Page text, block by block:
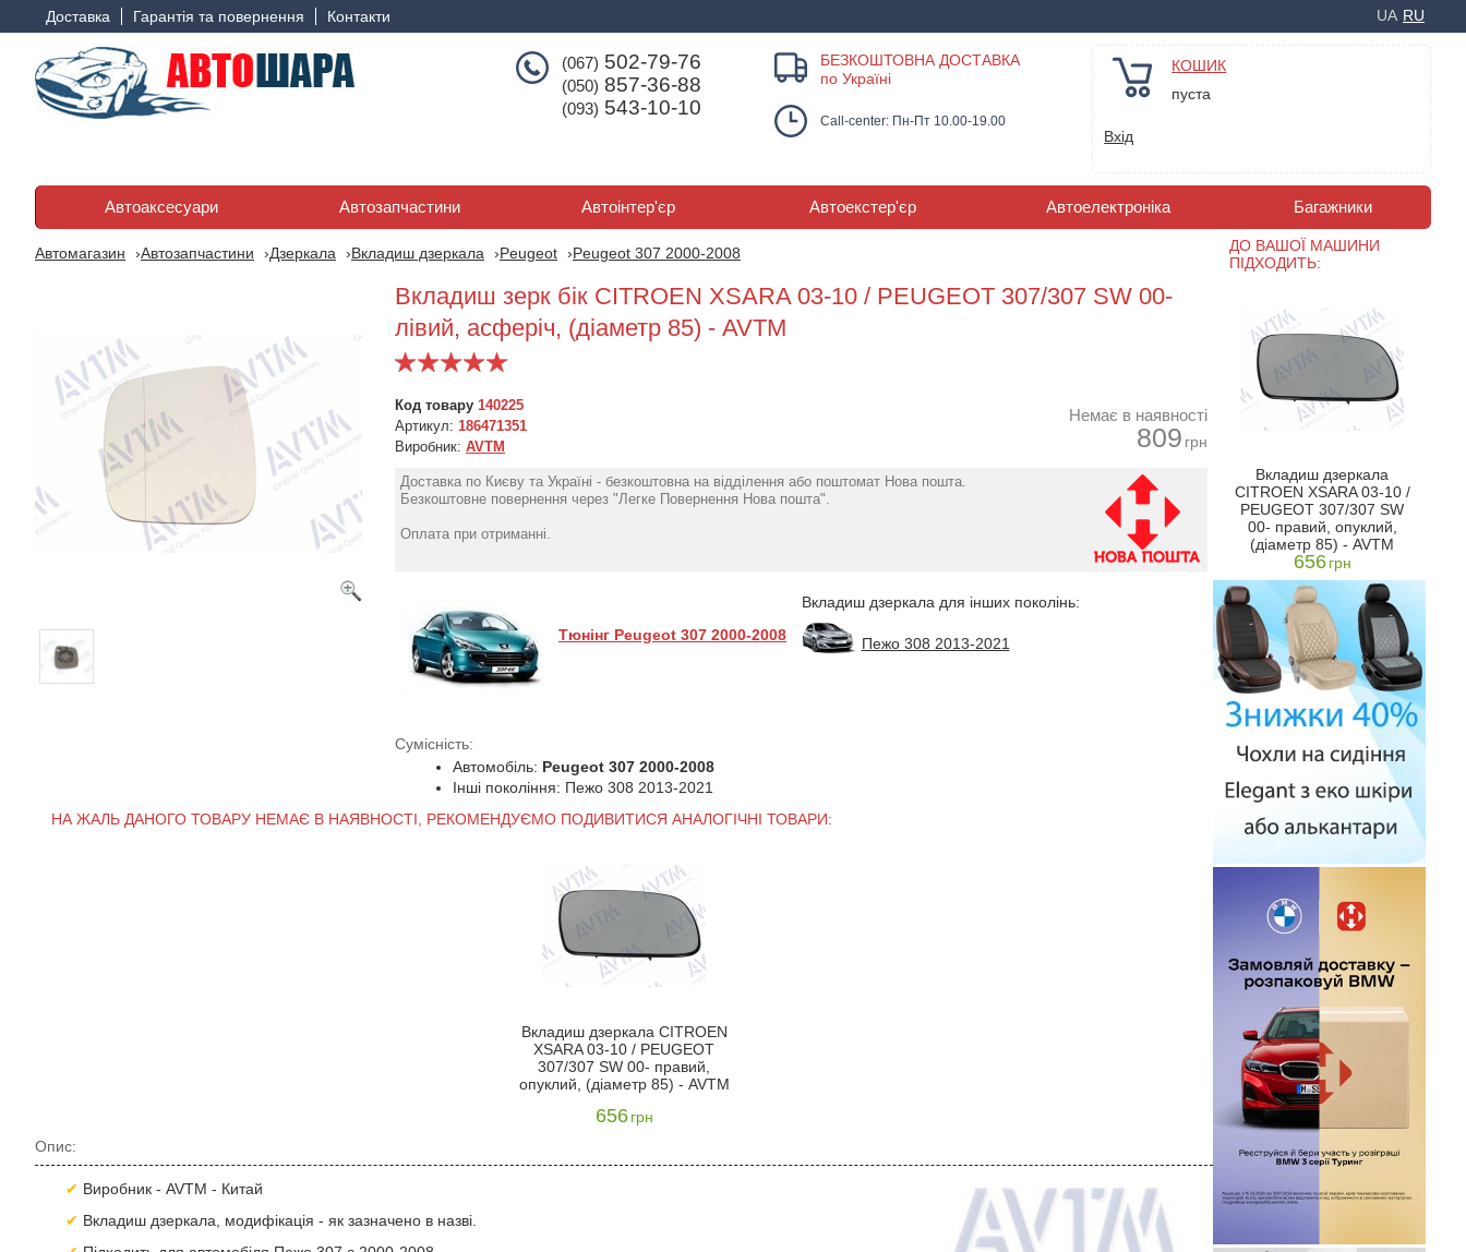
Доставка Гарантія та повернення Контакти UA RU
(067) 502-79-76
(050) 857-36-88
(093) 543-10-10
БЕЗКОШТОВНА ДОСТАВКА
по Україні
Call-center: Пн-Пт 10.00-19.00
КОШИК
пуста
Вхід
Автоаксесуари Автозапчастини Автоінтер'єр Автоекстер'єр Автоелектроніка Багажники
Автомагазин Автозапчастини Дзеркала Вкладиш дзеркала Peugeot Peugeot 307 2000-2008
Вкладиш зерк бік CITROEN XSARA 03-10 / PEUGEOT 307/307 SW 00-
лівий, асферіч, (діаметр 85) - AVTM
Код товару 140225
Артикул: 186471351
Виробник: AVTM
Немає в наявності
809 грн
Доставка по Києву та Україні - безкоштовна на відділення або поштомат Нова пошта.
Безкоштовне повернення через "Легке Повернення Нова пошта".
Оплата при отриманні.
Тюнінг Peugeot 307 2000-2008
Сумісність:
Автомобіль: Peugeot 307 2000-2008
Інші покоління: Пежо 308 2013-2021
Вкладиш дзеркала для інших поколінь:
Пежо 308 2013-2021
НА ЖАЛЬ ДАНОГО ТОВАРУ НЕМАЄ В НАЯВНОСТІ, РЕКОМЕНДУЄМО ПОДИВИТИСЯ АНАЛОГІЧНІ ТОВАРИ:
Вкладиш дзеркала CITROEN
XSARA 03-10 / PEUGEOT
307/307 SW 00- правий,
опуклий, (діаметр 85) - AVTM
656 грн
Опис:
Виробник - AVTM - Китай
Вкладиш дзеркала, модифікація - як зазначено в назві.
ДО ВАШОЇ МАШИНИ
ПІДХОДИТЬ:
Вкладиш дзеркала
CITROEN XSARA 03-10 /
PEUGEOT 307/307 SW
00- правий, опуклий,
(діаметр 85) - AVTM
656 грн